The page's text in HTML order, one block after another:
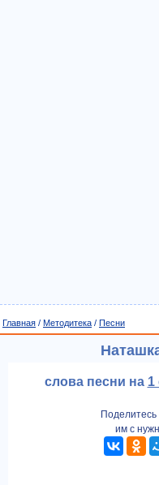
Главная / Методитека / Песни
слова песни на 1
им с